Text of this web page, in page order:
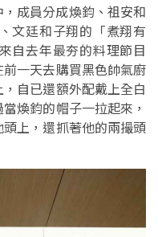
成員分成煥鈞、祖安和
文廷和子翔的「煮翔有
自去年最夯的料理節目
前一天去購買黑色帥氣廚
自已還額外配戴上全白
煥鈞的帽子一拉起來，
上，還抓著他的兩撮頭